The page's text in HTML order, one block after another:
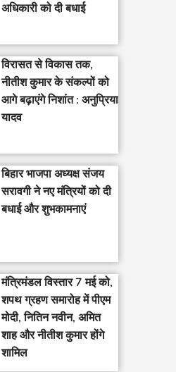
अधिकारी को दी बधाई
विरासत से विकास तक,
नीतीश कुमार के संकल्पों को
आगे बढ़ाएंगे निशांत : अनुप्रिया
यादव
बिहार भाजपा अध्यक्ष संजय
सरावगी ने नए मंत्रियों को दी
बधाई और शुभकामनाएं
मंत्रिमंडल विस्तार 7 मई को,
शपथ ग्रहण समारोह में पीएम
मोदी, नितिन नवीन, अमित
शाह और नीतीश कुमार होंगे
शामिल